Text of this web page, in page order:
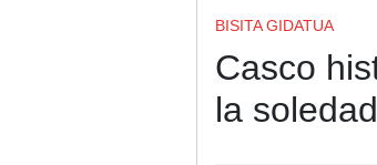
BISITA GIDATUA
Casco
la soledad